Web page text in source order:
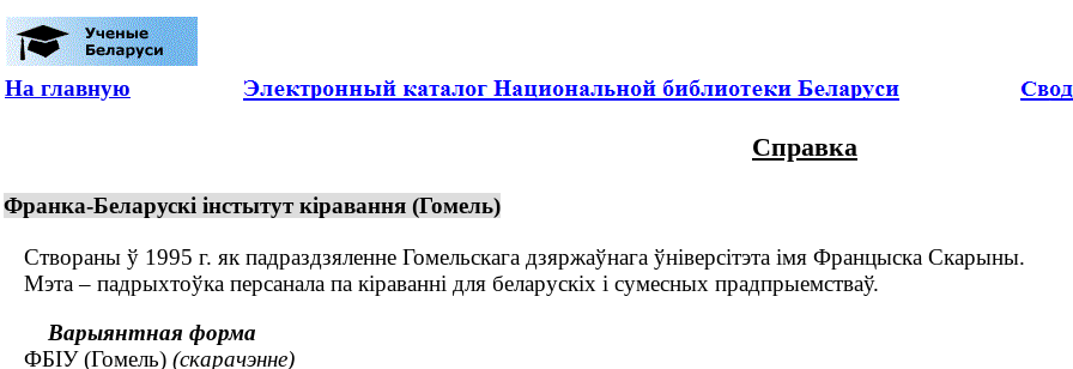
На главную
Справка
Франка-Беларускі інстытут кіравання (Гомель)
Створаны ў 1995 г. як падраздзяленне Гомельскага дзяржаўнага ўніверсітэта імя Францыска Скарыны.
Мэта – падрыхтоўка персанала па кіраванні для беларускіх і сумесных прадпрыемстваў.
Варыянтная форма
ФБІУ (Гомель) (скарачэнне)